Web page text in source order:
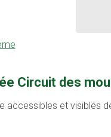
Circuit des
accessibles et visibles